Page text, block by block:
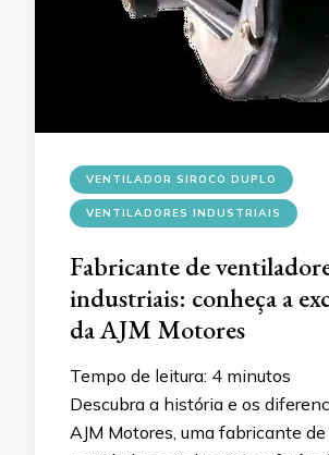
VENTILADOR SIROCO DUPLO
VENTILADORES INDUSTRIAIS
Fabricante de
industriais: conheça a
da AJM Motores
Tempo de leitura: 4 minutos
Descubra a história e os
AJM Motores, uma fabricante de